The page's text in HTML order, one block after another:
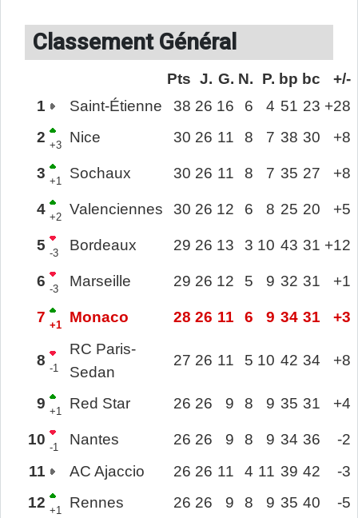
Classement Général
Pts J. G. N. P. bp bc
+/-
1
Saint-Étienne 38 26 16 6 4 51 23 +28
2 +3 Nice 30 26 11 8 7 38 30 +8
3 +1 Sochaux 30 26 11 8 7 35 27 +8
4 +2 Valenciennes 30 26 12 6 8 25 20 +5
5 -3 Bordeaux 29 26 13 3 10 43 31 +12
6 -3 Marseille 29 26 12 5 9 32 31 +1
7 +1 Monaco 28 26 11 6 9 34 31 +3
8 -1
RC Paris-
Sedan
27 26 11 5 10 42 34 +8
9 +1 Red Star 26 26 9 8 9 35 31 +4
10 -1 Nantes 26 26 9 8 9 34 36
-2
11
AC Ajaccio 26 26 11 4 11 39 42
-3
12 +1 Rennes 26 26 9 8 9 35 40 -5